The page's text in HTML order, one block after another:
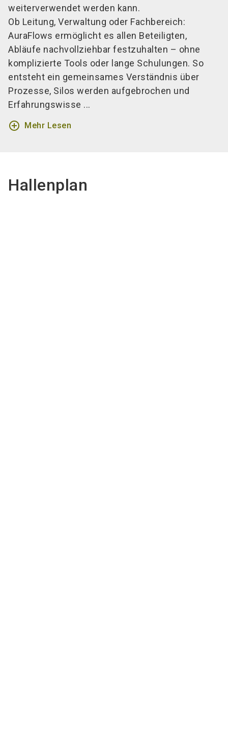
weiterverwendet werden kann.
Ob Leitung, Verwaltung oder Fachbereich:
AuraFlows ermöglicht es allen Beteiligten,
Abläufe nachvollziehbar festzuhalten – ohne
komplizierte Tools oder lange Schulungen. So
entsteht ein gemeinsames Verständnis über
Prozesse, Silos werden aufgebrochen und
Erfahrungswisse ...
add_circle_outline Mehr Lesen
Hallenplan